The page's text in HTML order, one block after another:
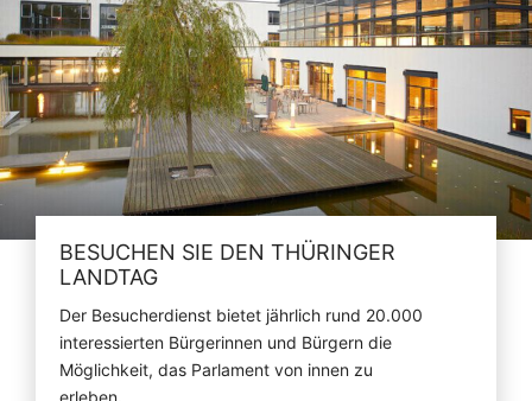
BESUCHEN SIE DEN THÜRINGER
LANDTAG
Der Besucherdienst bietet jährlich rund 20.000
interessierten Bürgerinnen und Bürgern die
Möglichkeit, das Parlament von innen zu
erleben.